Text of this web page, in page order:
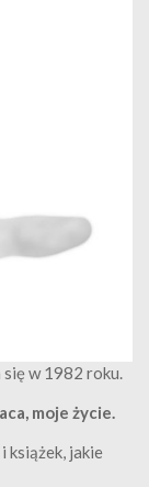
się w 1982 roku.
moje życie.
książek, jakie